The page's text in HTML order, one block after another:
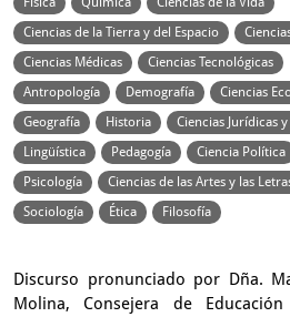
Ciencias de la Tierra y del Espacio
Ciencias Médicas
Ciencias Tecnológicas
Antropología
Demografía
Ciencias
Geografía
Historia
Ciencias Jurídicas
Lingüística
Pedagogía
Ciencia Política
Psicología
Ciencias de las Artes y las
Sociología
Ética Filosofía
Discurso pronunciado por Dña.
Molina, Consejera de